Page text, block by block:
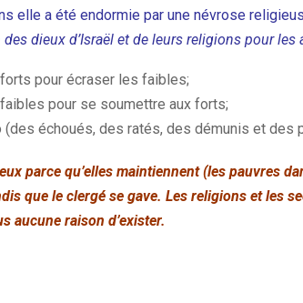
elle a été endormie par une névrose
dieux d’Israël et de leurs religions pour les
pour écraser les faibles;
pour se soumettre aux forts;
(des échoués, des ratés, des démunis et des
parce qu’elles maintiennent (les pauvres
que le clergé se gave. Les religions et les
aucune raison d’exister.